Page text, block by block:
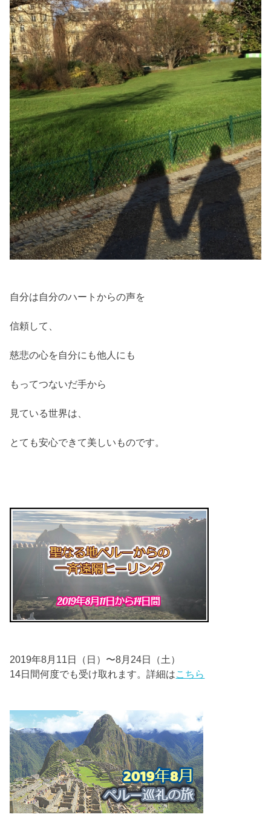
自分は自分のハートからの声を
信頼して、
慈悲の心を自分にも他人にも
もってつないだ手から
見ている世界は、
とても安心できて美しいものです。
2019年8月 11日（日） 〜8月 24日（土）
14日間何度でも受け取れます。詳細はこちら